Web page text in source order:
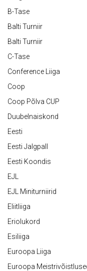
B-Tase
Balti Turniir
Balti Turniir
C-Tase
Conference Liiga
Coop
Coop Põlva CUP
Duubelnaiskond
Eesti
Eesti Jalgpall
Eesti Koondis
EJL
EJL Miniturniirid
Eliitliiga
Eriolukord
Esiliiga
Euroopa Liiga
Euroopa